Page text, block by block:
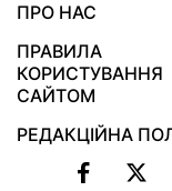
ПРО НАС
ПРАВИЛА
КОРИСТУВАННЯ
САЙТОМ
РЕДАКЦІЙНА